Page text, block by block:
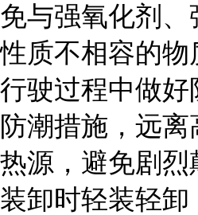
免与强氧化剂
性质不相容的物
行驶过程中做好
防潮措施，远离
热源，避免剧烈
装卸时轻装轻卸